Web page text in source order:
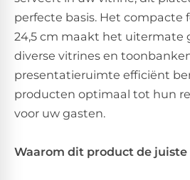
perfecte basis. Het compacte
24,5 cm maakt het uitermate
diverse vitrines en
presentatieruimte efficiënt
producten optimaal tot hun
voor uw gasten.
Waarom dit product de juiste